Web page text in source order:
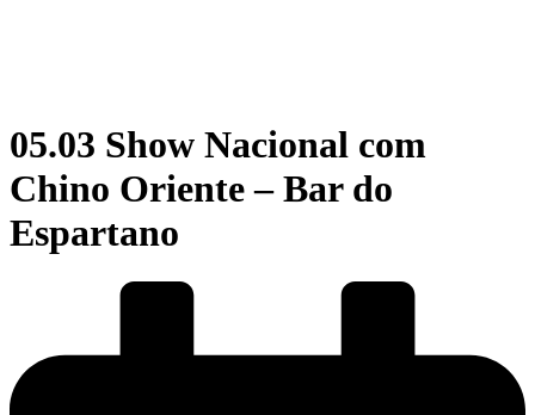
05.03 Show Nacional com
Chino Oriente – Bar do
Espartano